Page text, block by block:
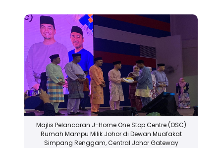
Majlis Pelancaran J-Home One Stop Centre (OSC)
Rumah Mampu Milik Johor di Dewan Muafakat
Simpang Renggam, Central Johor Gateway